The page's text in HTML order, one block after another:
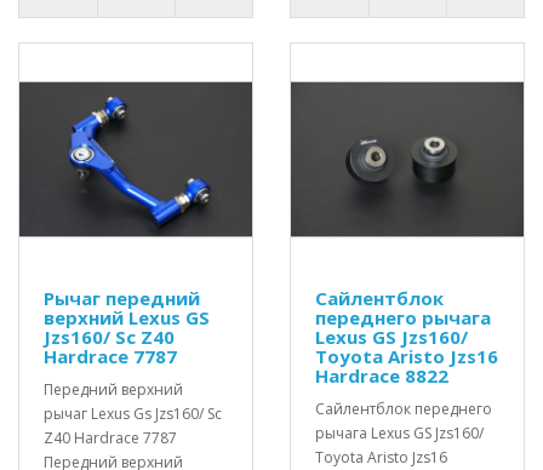
Рычаг передний
верхний Lexus GS
Jzs160/ Sc Z40
Hardrace 7787
Передний верхний
рычаг Lexus Gs Jzs160/ Sc
Z40 Hardrace 7787
Передний верхний
Сайлентблок
переднего рычага
Lexus GS Jzs160/
Toyota Aristo Jzs16
Hardrace 8822
Сайлентблок переднего
рычага Lexus GS Jzs160/
Toyota Aristo Jzs16